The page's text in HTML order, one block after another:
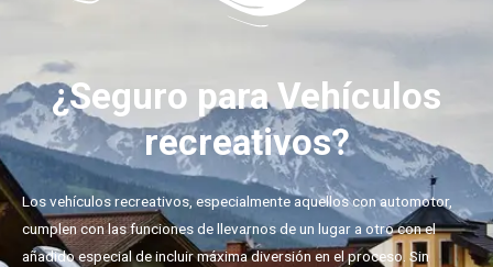
¿Seguro para Vehículos
recreativos?
Los vehículos recreativos, especialmente aquellos con automotor,
cumplen con las funciones de llevarnos de un lugar a otro con el
añadido especial de incluir máxima diversión en el proceso. Sin